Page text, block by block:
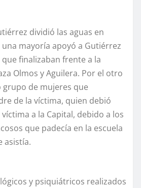
dividió las aguas en
mayoría apoyó a Gutiérrez
finalizaban frente a la
Olmos y Aguilera. Por el otro
de mujeres que
de la víctima, quien debió
a la Capital, debido a los
que padecía en la escuela
asistía.
y psiquiátricos realizados